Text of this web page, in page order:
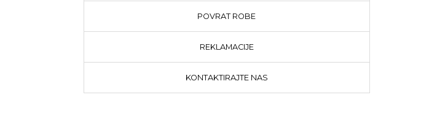
POVRAT ROBE
REKLAMACIJE
KONTAKTIRAJTE NAS